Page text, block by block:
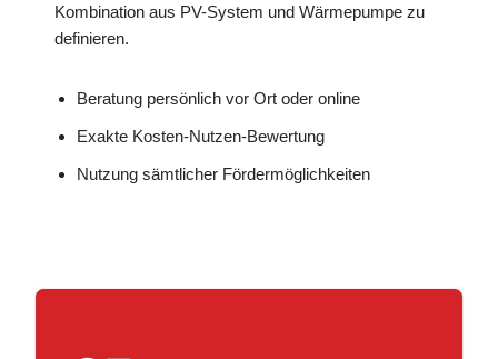
Kombination aus PV-System und Wärmepumpe zu
definieren.
Beratung persönlich vor Ort oder online
Exakte Kosten-Nutzen-Bewertung
Nutzung sämtlicher Fördermöglichkeiten